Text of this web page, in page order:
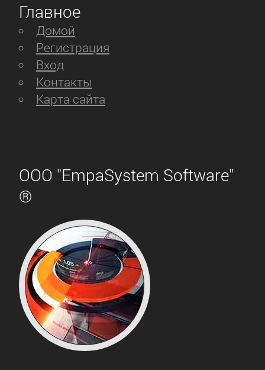
Главное
Домой
Регистрация
Вход
Контакты
Карта сайта
ООО "EmpaSystem Software"
®